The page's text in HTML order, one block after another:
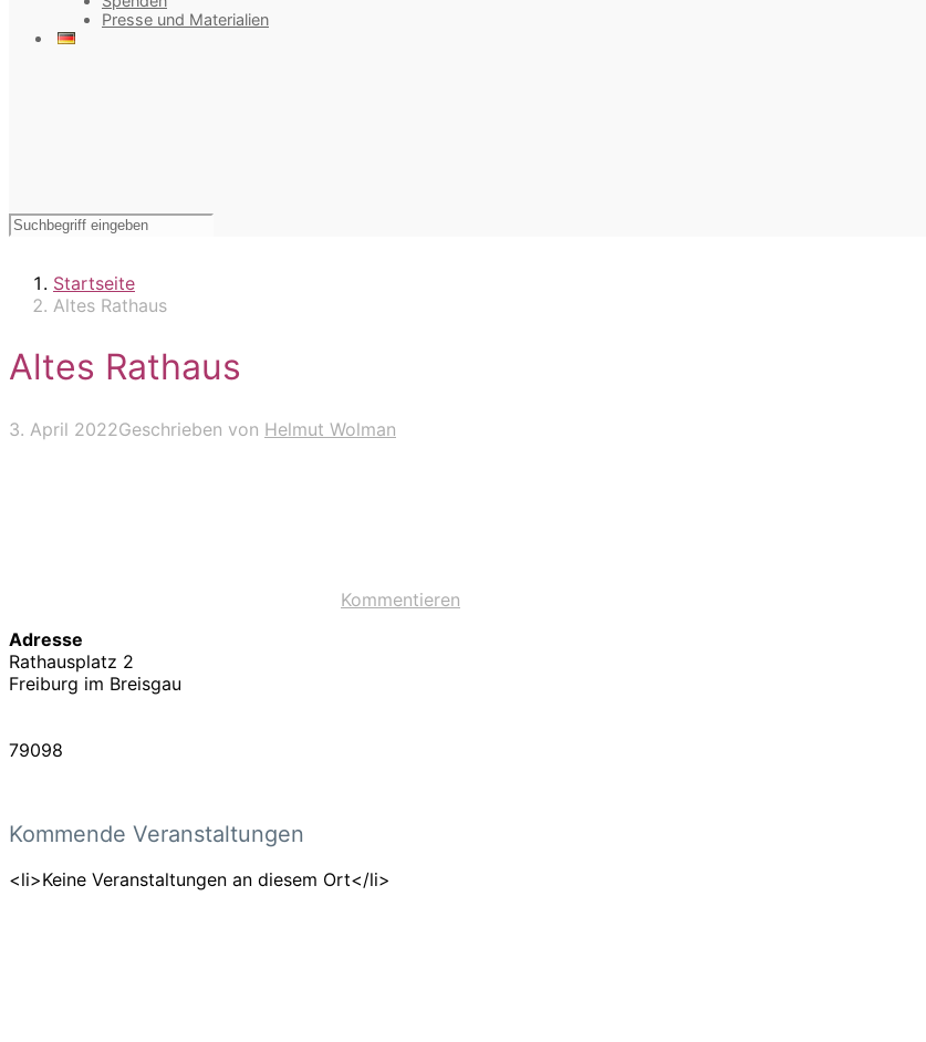
Presse und Materialien
Startseite
Altes Rathaus
Altes Rathaus
3. April 2022Geschrieben von Helmut Wolman
Kommentieren
Adresse
Rathausplatz 2
Freiburg im Breisgau
79098
Kommende Veranstaltungen
<li>Keine Veranstaltungen an diesem Ort</li>